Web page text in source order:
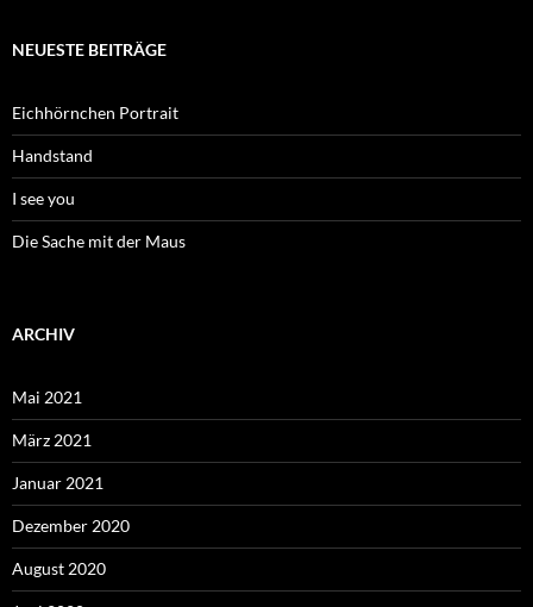
NEUESTE BEITRÄGE
Eichhörnchen Portrait
Handstand
I see you
Die Sache mit der Maus
ARCHIV
Mai 2021
März 2021
Januar 2021
Dezember 2020
August 2020